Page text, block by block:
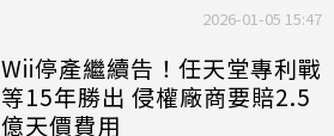
2026-01-05 15:47
Wii停產繼續告！任天堂專利戰
等15年勝出 侵權廠商要賠2.5
億天價費用